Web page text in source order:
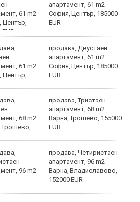
апартамент, 61 m2
София, Център, 185000
EUR
продава, Двустаен
апартамент, 61 m2
София, Център, 185000
EUR
продава, Тристаен
апартамент, 68 m2
Варна, Трошево, 155000
EUR
продава, Четиристаен
апартамент, 96 m2
Варна, Владиславово,
152000 EUR